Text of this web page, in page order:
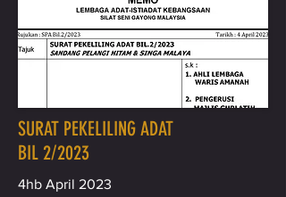
SURAT PEKELILING ADAT
BIL 2/2023
4hb April 2023